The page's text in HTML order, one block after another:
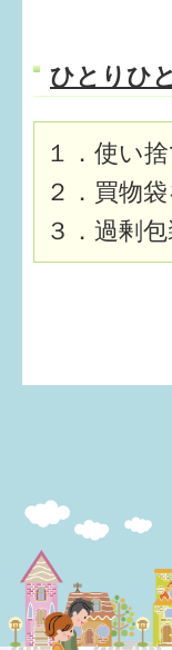
ひとりひ
１．使い
２．買物
３．過剰